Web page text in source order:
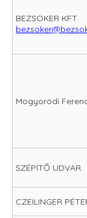
BEZSOKER KFT.
Mogyoródi
SZÉPÍTŐ UDVAR
CZEILINGER